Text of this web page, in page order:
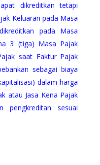
dikreditkan tetapi
Keluaran pada Masa
pada Masa
3 (tiga) Masa Pajak
saat Faktur Pajak
sebagai biaya
dalam harga
atau Jasa Kena Pajak
pengkreditan sesuai